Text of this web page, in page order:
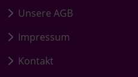
Unsere AGB
Impressum
Kontakt